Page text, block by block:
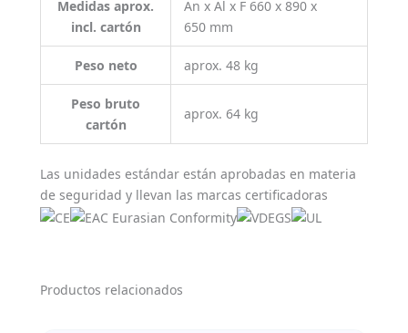
Medidas aprox.
incl. cartón
An x Al x F 660 x 890 x
650 mm
Peso neto aprox. 48 kg
Peso bruto
cartón
aprox. 64 kg
Las unidades estándar están aprobadas en materia
de seguridad y llevan las marcas certificadoras
Productos relacionados